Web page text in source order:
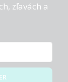
zľavách a